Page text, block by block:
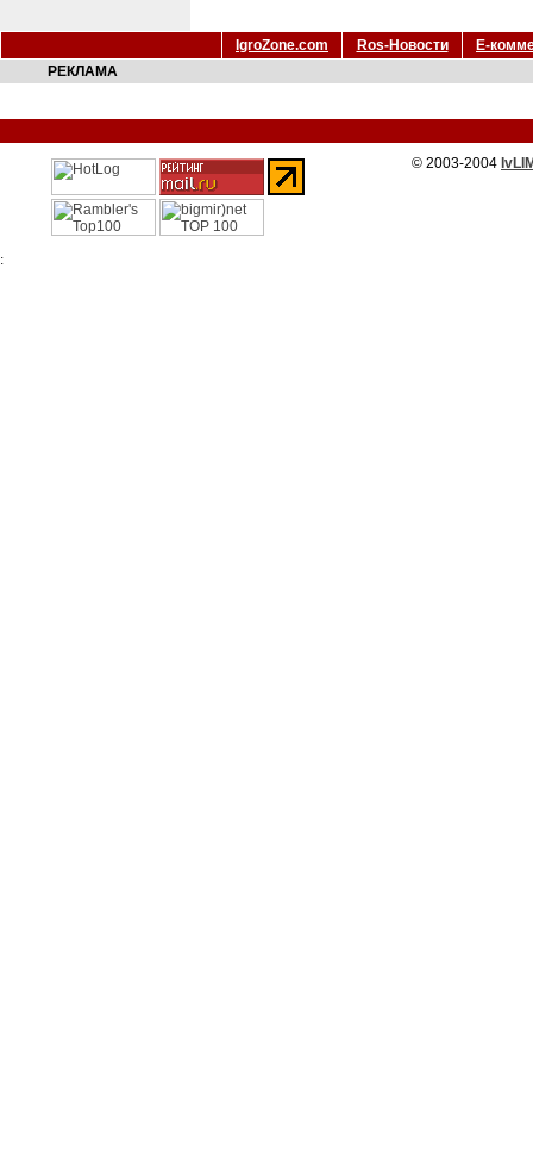
IgroZone.com Ros-Новости
Е-
РЕКЛАМА
© 2003-2004
: